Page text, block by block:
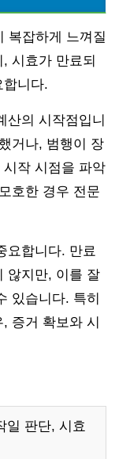
복잡하게 느껴질
시효가 만료되
합니다.
산의 시작점입니
거나, 범행이 장
작 시점을 파악
호한 경우 전문
요합니다. 만료
않지만, 이를 잘
있습니다. 특히
증거 확보와 시
일 판단, 시효